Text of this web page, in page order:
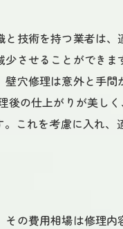
技術を持つ業者は
させることができ
穴修理は意外と手
の仕上がりが美し
これを考慮に入れ、
の費用相場は修理